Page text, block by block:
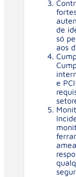
de
só
aos
e